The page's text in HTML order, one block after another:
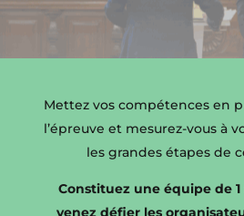
Mettez vos compétences en
l’épreuve et mesurez-vous à
les grandes étapes de
Constituez une équipe de
venez défier les